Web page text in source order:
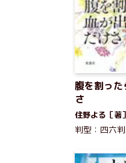
腹を割った
さ
住野よる［著］
判型：四六判